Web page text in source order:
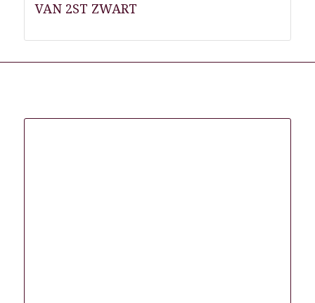
VAN 2ST ZWART